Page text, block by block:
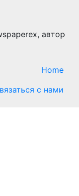
автор
Home
с нами